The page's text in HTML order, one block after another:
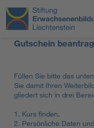
Gutschein
Füllen Sie bitte das
Sie damit Ihren
gliedert sich in drei
1. Kurs finden,
2. Persönliche Daten und